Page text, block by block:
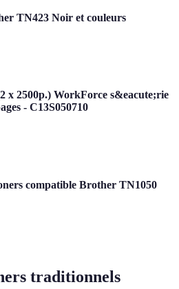
TN423 Noir et couleurs
x 2500p.) WorkForce s&eacute;rie
- C13S050710
compatible Brother TN1050
traditionnels